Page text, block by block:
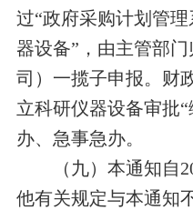
过“政府采购计划管
器设备”，由主管部
司）一揽子申报。财
立科研仪器设备审批
办、急事急办。
（九）本通知自
他有关规定与本通知